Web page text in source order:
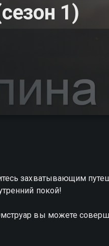
1)
захватывающим
покой!
вы можете